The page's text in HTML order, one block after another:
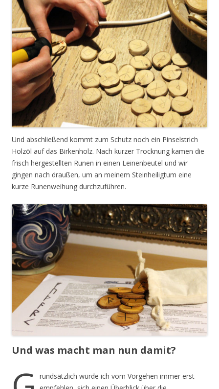
Und abschließend kommt zum Schutz noch ein Pinselstrich
Holzöl auf das Birkenholz. Nach kurzer Trocknung kamen die
frisch hergestellten Runen in einen Leinenbeutel und wir
gingen nach draußen, um an meinem Steinheiligtum eine
kurze Runenweihung durchzuführen.
Und was macht man nun damit?
rundsätzlich würde ich vom Vorgehen immer erst